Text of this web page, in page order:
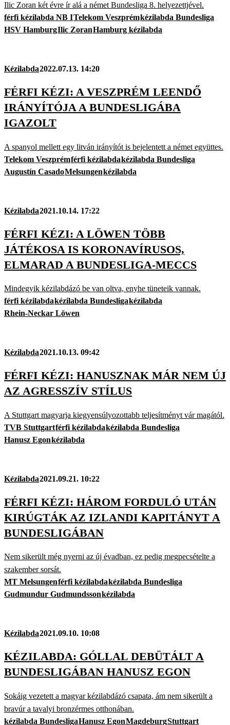
Ilic Zoran két évre ír alá a német Bundesliga 8. helyezettjével.
férfi kézilabda NB ITelekom Veszprémkézilabda Bundesliga
HSV HamburgIlic ZoranHamburg kézilabda
Kézilabda2022.07.13. 14:20
FÉRFI KÉZI: A VESZPRÉM LEENDŐ
IRÁNYÍTÓJA A BUNDESLIGÁBA
IGAZOLT
A spanyol mellett egy litván irányítót is bejelentett a német együttes.
Telekom Veszprémférfi kézilabdakézilabda Bundesliga
Augustín CasadoMelsungenkézilabda
Kézilabda2021.10.14. 17:22
FÉRFI KÉZI: A LÖWEN TÖBB
JÁTÉKOSA IS KORONAVÍRUSOS,
ELMARAD A BUNDESLIGA-MECCS
Mindegyik kézilabdázó be van oltva, enyhe tüneteik vannak.
férfi kézilabdakézilabda Bundesligakézilabda
Rhein-Neckar Löwen
Kézilabda2021.10.13. 09:42
FÉRFI KÉZI: HANUSZNAK MÁR NEM ÚJ
AZ AGRESSZÍV STÍLUS
A Stuttgart magyarja kiegyensúlyozottabb teljesítményt vár magától.
TVB Stuttgartférfi kézilabdakézilabda Bundesliga
Hanusz Egonkézilabda
Kézilabda2021.09.21. 10:22
FÉRFI KÉZI: HÁROM FORDULÓ UTÁN
KIRÚGTÁK AZ IZLANDI KAPITÁNYT A
BUNDESLIGÁBAN
Nem sikerült még nyerni az új évadban, ez pedig megpecsételte a
szakember sorsát.
MT Melsungenférfi kézilabdakézilabda Bundesliga
Gudmundur Gudmundssonkézilabda
Kézilabda2021.09.10. 10:08
KÉZILABDA: GÓLLAL DEBÜTÁLT A
BUNDESLIGÁBAN HANUSZ EGON
Sokáig vezetett a magyar kézilabdázó csapata, ám nem sikerült a
bravúr a tavalyi bronzérmes otthonában.
kézilabda BundesligaHanusz EgonMagdeburgStuttgart